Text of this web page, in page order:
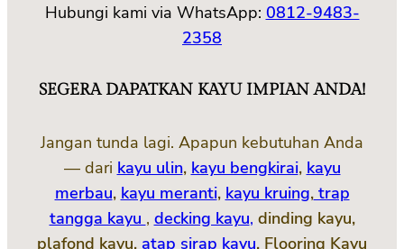
Hubungi kami via WhatsApp: 0812-9483-
2358
SEGERA DAPATKAN KAYU IMPIAN ANDA!
Jangan tunda lagi. Apapun kebutuhan Anda
— dari kayu ulin, kayu bengkirai, kayu
merbau, kayu meranti, kayu kruing,trap
tangga kayu , decking kayu, dinding kayu,
plafond kayu, atap sirap kayu, Flooring Kayu